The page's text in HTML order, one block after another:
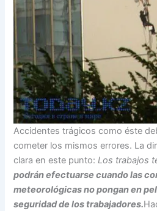
Accidentes trágicos como éste
cometer los mismos errores. La
clara en este punto:Los trabajos
podrán efectuarse cuando las
meteorológicas no pongan en
seguridad de los trabajadores.